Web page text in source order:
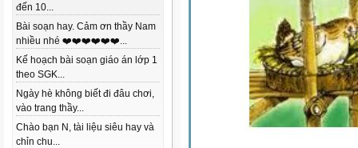
đến 10...
Bài soạn hay. Cảm ơn thầy Nam
nhiều nhé ❤️❤️❤️❤️❤️❤️...
Kế hoạch bài soạn giáo án lớp 1
theo SGK...
Ngày hè không biết đi đâu chơi,
vào trang thầy...
Chào bạn N, tài liệu siêu hay và
chỉn chu...